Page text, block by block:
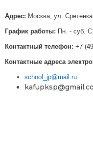
Адрес: Москва, ул.
График работы: Пн. - суб.
Контактный телефон: +7
Контактные адреса
school_jp@mail.ru